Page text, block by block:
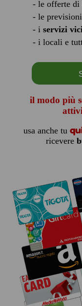
- le offerte di
- le previsioni
- i servizi
- i locali e
il modo più
usa anche tu
ricevere